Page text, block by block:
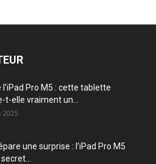
l’iPad Pro M5 : cette tablette
t-elle vraiment un...
2025
une surprise : l’iPad Pro M5